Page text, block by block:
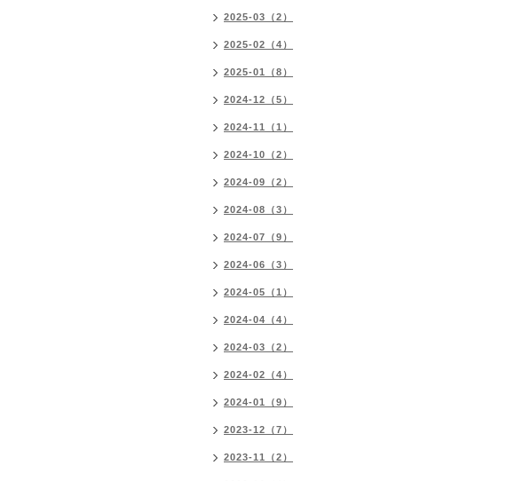
2025-03（2）
2025-02（4）
2025-01（8）
2024-12（5）
2024-11（1）
2024-10（2）
2024-09（2）
2024-08（3）
2024-07（9）
2024-06（3）
2024-05（1）
2024-04（4）
2024-03（2）
2024-02（4）
2024-01（9）
2023-12（7）
2023-11（2）